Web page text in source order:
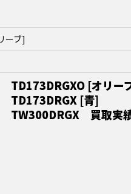
ーブ]
[オリー
[青]
買取実